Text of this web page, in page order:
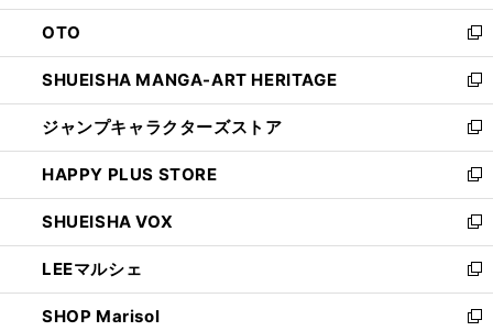
ウ
で
開
く
ン
ド
ウ
で
開
く
OTO
新
し
い
ウ
ィ
ン
ド
ウ
で
開
く
SHUEISHA MANGA-ART HERITAGE
新
し
い
ウ
ィ
ン
ド
ウ
で
開
く
ジャンプキャラクターズストア
新
し
い
ウ
ィ
ン
ド
ウ
で
HAPPY PLUS STORE
新
し
い
ウ
ィ
ン
ド
SHUEISHA VOX
新
し
い
ウ
ィ
LEEマルシェ
新
し
い
SHOP Marisol
新